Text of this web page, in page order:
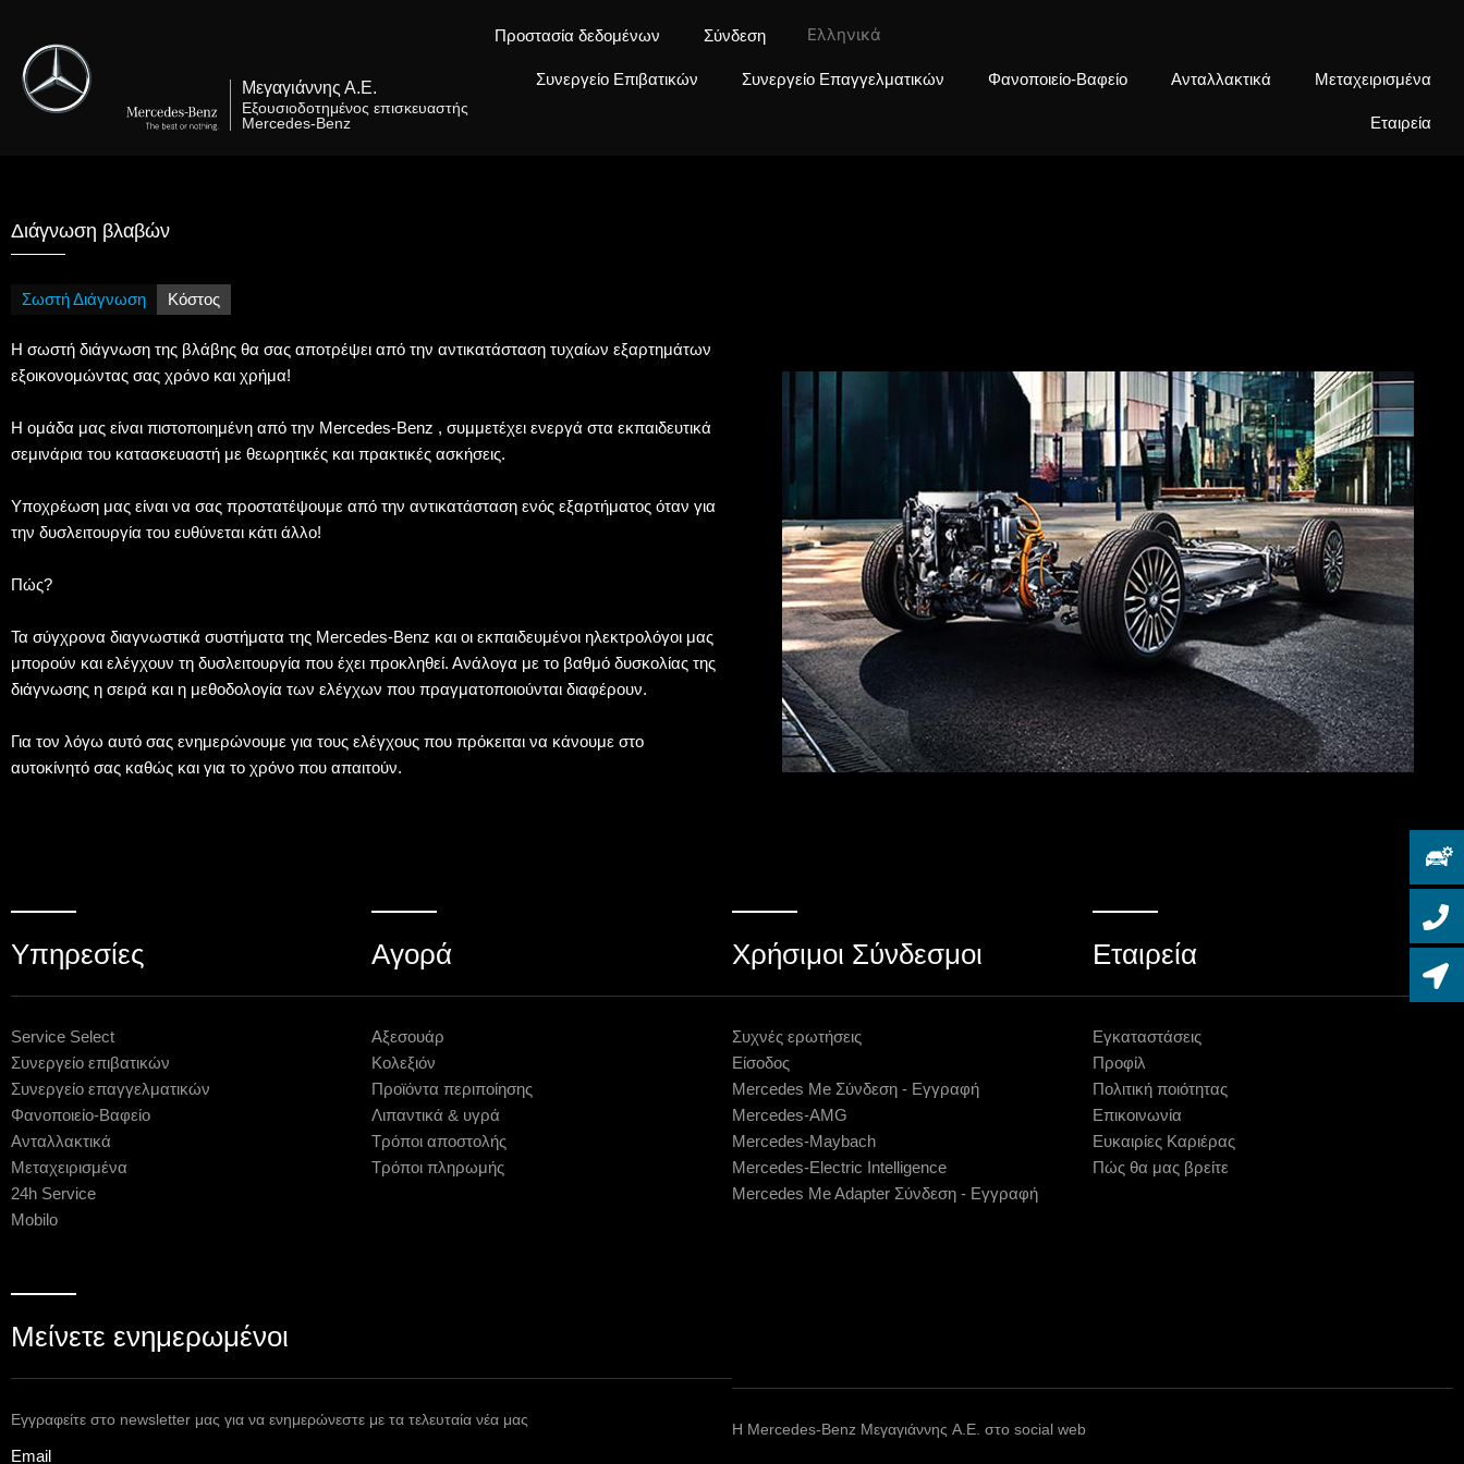
περιεχόμενο
Μεγαγιάννης Α.Ε.
Εξουσιοδοτημένος επισκευαστής
Mercedes-Benz
Προστασία δεδομένων Σύνδεση Ελληνικά
Συνεργείο Επιβατικών Συνεργείο Επαγγελματικών Φανοποιείο-Βαφείο Ανταλλακτικά Mεταχειρισμένα
Εταιρεία
Διάγνωση βλαβών
Σωστή Διάγνωση Κόστος
Η σωστή διάγνωση της βλάβης θα σας αποτρέψει από την αντικατάσταση τυχαίων εξαρτημάτων
εξοικονομώντας σας χρόνο και χρήμα!
Η ομάδα μας είναι πιστοποιημένη από την Mercedes-Benz , συμμετέχει ενεργά στα εκπαιδευτικά
σεμινάρια του κατασκευαστή με θεωρητικές και πρακτικές ασκήσεις.
Υποχρέωση μας είναι να σας προστατέψουμε από την αντικατάσταση ενός εξαρτήματος όταν για
την δυσλειτουργία του ευθύνεται κάτι άλλο!
Πώς?
Τα σύγχρονα διαγνωστικά συστήματα της Mercedes-Benz και οι εκπαιδευμένοι ηλεκτρολόγοι μας
μπορούν και ελέγχουν τη δυσλειτουργία που έχει προκληθεί. Ανάλογα με το βαθμό δυσκολίας της
διάγνωσης η σειρά και η μεθοδολογία των ελέγχων που πραγματοποιούνται διαφέρουν.
Για τον λόγω αυτό σας ενημερώνουμε για τους ελέγχους που πρόκειται να κάνουμε στο
αυτοκίνητό σας καθώς και για το χρόνο που απαιτούν.
Υπηρεσίες
Service Select
Συνεργείο επιβατικών
Συνεργείο επαγγελματικών
Φανοποιείο-Βαφείο
Ανταλλακτικά
Μεταχειρισμένα
24h Service
Mobilo
Αγορά
Αξεσουάρ
Κολεξιόν
Προϊόντα περιποίησης
Λιπαντικά & υγρά
Τρόποι αποστολής
Τρόποι πληρωμής
Χρήσιμοι Σύνδεσμοι
Συχνές ερωτήσεις
Είσοδος
Mercedes Me Σύνδεση - Εγγραφή
Mercedes-AMG
Mercedes-Maybach
Mercedes-Electric Intelligence
Mercedes Me Adapter Σύνδεση - Εγγραφή
Εταιρεία
Εγκαταστάσεις
Προφίλ
Πολιτική ποιότητας
Επικοινωνία
Ευκαιρίες Καριέρας
Πώς θα μας βρείτε
Μείνετε ενημερωμένοι
Εγγραφείτε στο newsletter μας για να ενημερώνεστε με τα τελευταία νέα μας
Email
Η Mercedes-Benz Μεγαγιάννης A.E. στο social web